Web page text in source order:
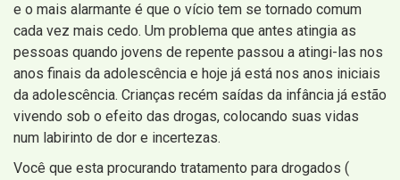
e o mais alarmante é que o vício tem se tornado comum
cada vez mais cedo. Um problema que antes atingia as
pessoas quando jovens de repente passou a atingi-las nos
anos finais da adolescência e hoje já está nos anos iniciais
da adolescência. Crianças recém saídas da infância já estão
vivendo sob o efeito das drogas, colocando suas vidas
num labirinto de dor e incertezas.
Você que esta procurando tratamento para drogados (